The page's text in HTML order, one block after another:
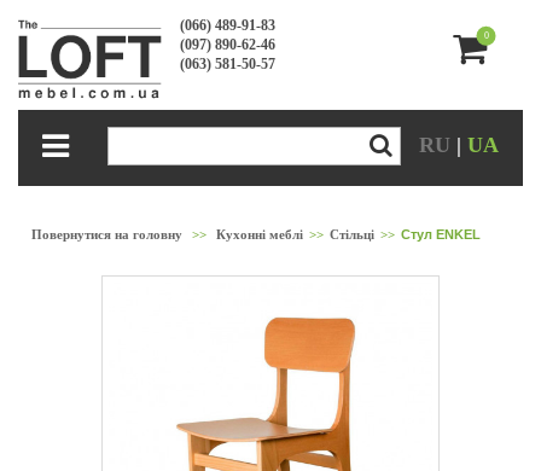
(066) 489-91-83
(097) 890-62-46
(063) 581-50-57
0
RU | UA
Повернутися на головну >> Кухонні меблі >> Стільці >> Стул ENKEL